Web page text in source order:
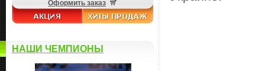
Оформить заказ
НАШИ ЧЕМПИОНЫ